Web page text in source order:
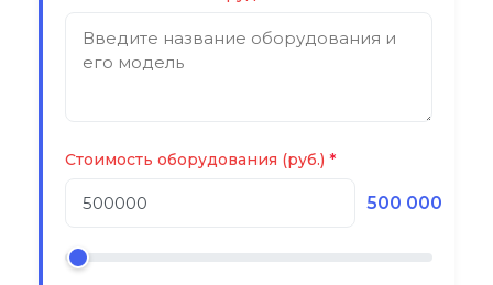
Стоимость оборудования (руб.)
500 000